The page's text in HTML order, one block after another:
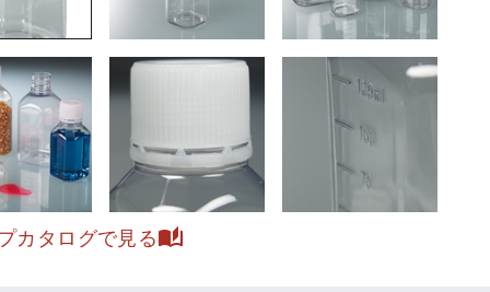
カタログで見る